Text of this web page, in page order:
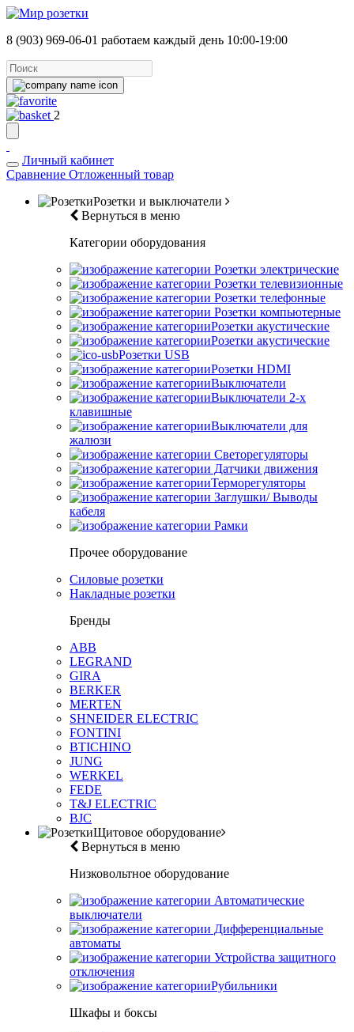
8 (903) 969-06-01 работаем каждый день 10:00-19:00
2
Личный кабинет
Сравнение Отложенный товар
Розетки и выключатели
Вернуться в меню
Категории оборудования
Розетки электрические
Розетки телевизионные
Розетки телефонные
Розетки компьютерные
Розетки акустические
Розетки акустические
Розетки USB
Розетки HDMI
Выключатели
Выключатели 2-х
клавишные
Выключатели для
жалюзи
Светорегуляторы
Датчики движения
Терморегуляторы
Заглушки/ Выводы
кабеля
Рамки
Прочее оборудование
Силовые розетки
Накладные розетки
Бренды
ABB
LEGRAND
GIRA
BERKER
MERTEN
SHNEIDER ELECTRIC
FONTINI
BTICHINO
JUNG
WERKEL
FEDE
T&J ELECTRIC
BJC
Щитовое оборудование
Вернуться в меню
Низковольтное оборудование
Автоматические
выключатели
Дифференциальные
автоматы
Устройства защитного
отключения
Рубильники
Шкафы и боксы